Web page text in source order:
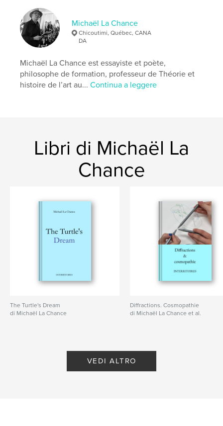
haïku
Michaël La Chance
Chicoutimi, Québec, CANA
DA
Michaël La Chance est essayiste et poète,
philosophe de formation, professeur de Théorie et
histoire de l’art au...Continua a leggere
Libri di Michaël La
Chance
The Turtle's Dream
di Michaël La Chance
Diffractions. Cosmopathie
di Michaël La Chance et al.
VEDI ALTRO